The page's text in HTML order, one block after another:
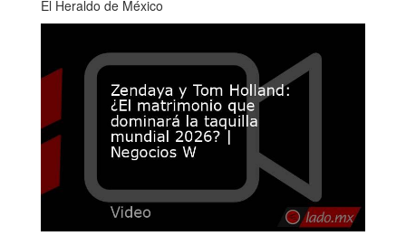
El Heraldo de México